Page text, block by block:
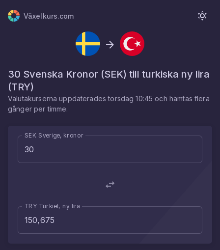
Växelkurs.com
30 Svenska Kronor (SEK) till turkiska ny lira
(TRY)
Valutakurserna uppdateradestorsdag 10:45 och hämtas flera
gånger per timme.
SEK Sverige, kronor
TRY Turkiet, ny lira